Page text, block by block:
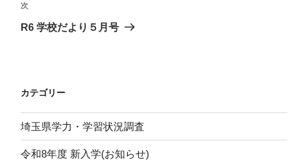
ビ
ゲ
ン
稿
次
の
次
R6 学校だより５月号
カテゴリー
埼玉県学力・学習状況調査
令和8年度 新入学(お知らせ)